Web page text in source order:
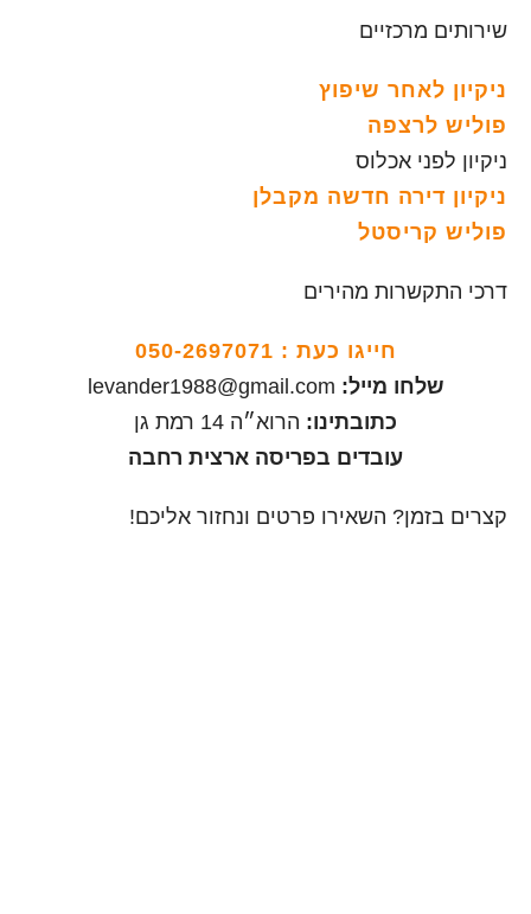
שירותים מרכזיים
ניקיון לאחר שיפוץ
פוליש לרצפה
ניקיון לפני אכלוס
ניקיון דירה חדשה מקבלן
פוליש קריסטל
דרכי התקשרות מהירים
חייגו כעת : 050-2697071
שלחו מייל: levander1988@gmail.com
כתובתינו: הרוא״ה 14 רמת גן
עובדים בפריסה ארצית רחבה
קצרים בזמן? השאירו פרטים ונחזור אליכם!